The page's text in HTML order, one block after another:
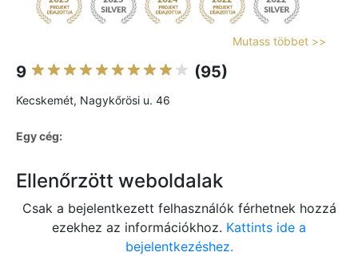
Mutass többet >>
9 (95)
Kecskemét, Nagykőrösi u. 46
Egy cég:
Ellenőrzött weboldalak
Csak a bejelentkezett felhasználók férhetnek hozzá
ezekhez az információkhoz. Kattints ide a
bejelentkezéshez.